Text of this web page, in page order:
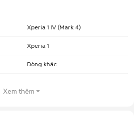
Xperia 1 IV (Mark 4)
Xperia 1
Dòng khác
Xem thêm